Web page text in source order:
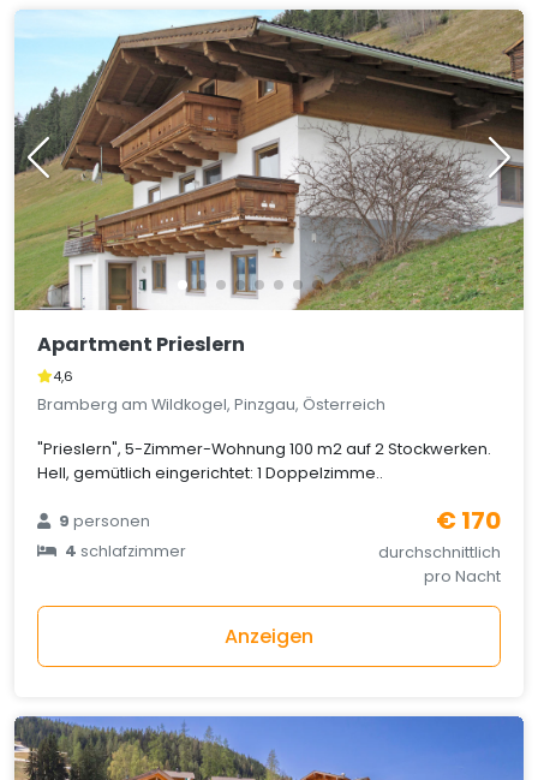
Apartment Prieslern
4,6
Bramberg am Wildkogel, Pinzgau, Österreich
"Prieslern", 5-Zimmer-Wohnung 100 m2 auf 2 Stockwerken.
Hell, gemütlich eingerichtet: 1 Doppelzimme..
9personen
4schlafzimmer
€ 170
durchschnittlich
pro Nacht
Anzeigen